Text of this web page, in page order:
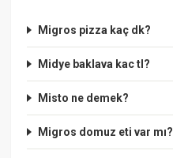
Migros pizza kaç dk?
Midye baklava kac tl?
Misto ne demek?
Migros domuz eti var mı?